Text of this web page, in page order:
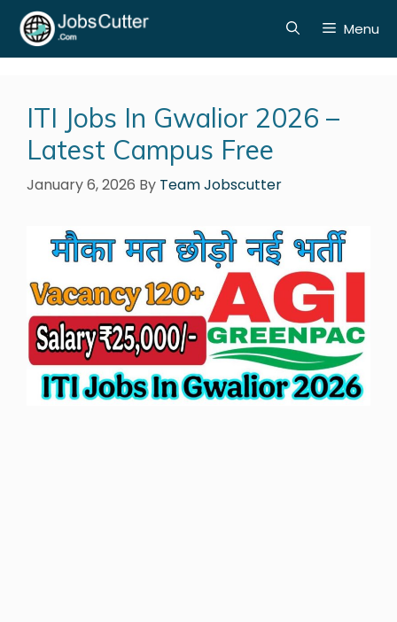
Menu
ITI Jobs In Gwalior 2026 –
Latest Campus Free
January 6, 2026 By Team Jobscutter